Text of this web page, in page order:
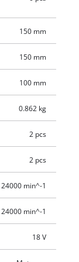
non
per es.
150 mm
150 mm
100 mm
0.862 kg
2 pcs
2 pcs
24000 min^-1
24000 min^-1
18 V